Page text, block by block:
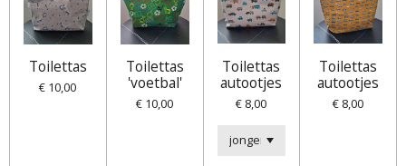
Toilettas
€ 10,00
Toilettas
'voetbal'
€ 10,00
Toilettas
autootjes
€ 8,00
Toilettas
autootjes
€ 8,00